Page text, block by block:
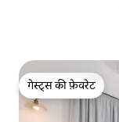
गेस्ट्स की फ़ेवरेट
गेस्ट्स की फ़ेवरेट